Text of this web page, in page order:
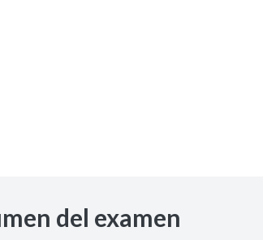
del examen